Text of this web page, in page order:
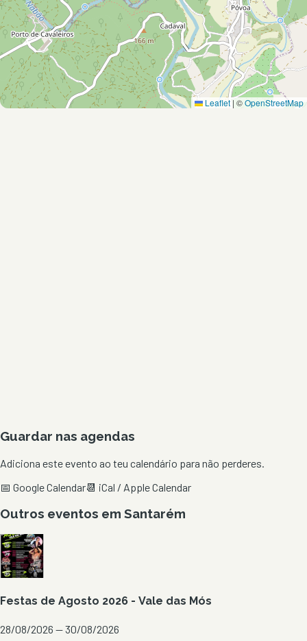
Leaflet | ©OpenStreetMap
Guardar nas agendas
Adiciona este evento ao teu calendário para não perderes.
📅 Google Calendar📆 iCal / Apple Calendar
Outros eventos em Santarém
Festas de Agosto 2026 - Vale das Mós
28/08/2026 — 30/08/2026